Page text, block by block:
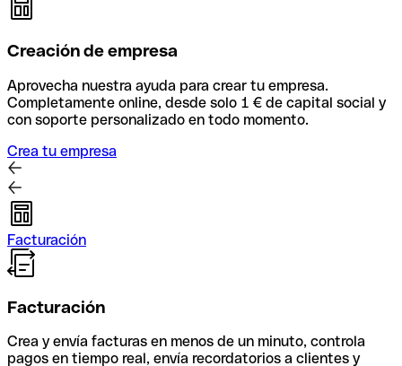
Creación de empresa
Aprovecha nuestra ayuda para crear tu empresa.
Completamente online, desde solo 1 € de capital social y
con soporte personalizado en todo momento.
Crea tu empresa
Facturación
Facturación
Crea y envía facturas en menos de un minuto, controla
pagos en tiempo real, envía recordatorios a clientes y